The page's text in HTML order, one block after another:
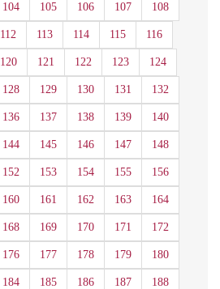
104 105 106 107 108
112 113 114 115 116
120 121 122 123 124
128 129 130 131 132
136 137 138 139 140
144 145 146 147 148
152 153 154 155 156
160 161 162 163 164
168 169 170 171 172
176 177 178 179 180
184 185 186 187 188